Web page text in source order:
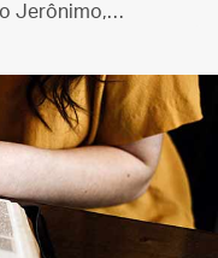
Jerônimo,